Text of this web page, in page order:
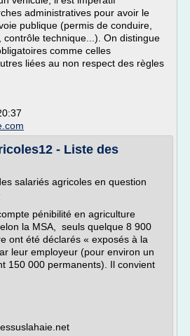
administratives pour avoir le
publique (permis de conduire,
technique...). On distingue
comme celles
liées au non respect des règles
- Liste des
salariés agricoles en question
pénibilité en agriculture
la MSA, seuls quelque 8 900
ont été déclarés « exposés à la
leur employeur (pour environ un
150 000 permanents). Il convient